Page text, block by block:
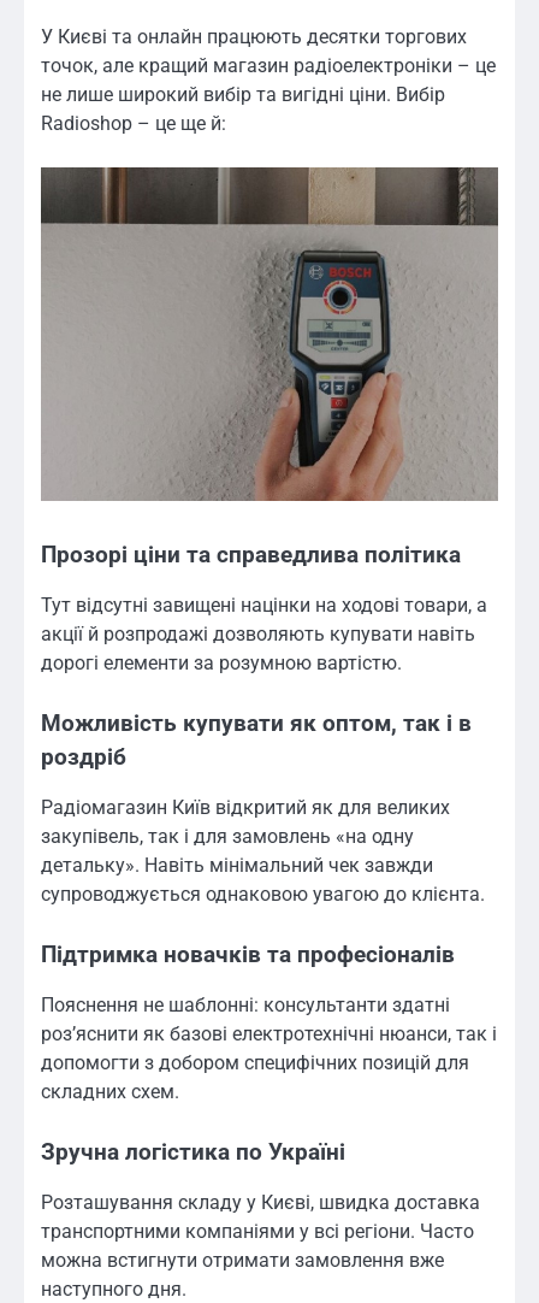
У Києві та онлайн працюють десятки торгових
точок, але кращий магазин радіоелектроніки – це
не лише широкий вибір та вигідні ціни. Вибір
Radioshop – це ще й:
Прозорі ціни та справедлива політика
Тут відсутні завищені націнки на ходові товари, а
акції й розпродажі дозволяють купувати навіть
дорогі елементи за розумною вартістю.
Можливість купувати як оптом, так і в
роздріб
Радіомагазин Київ відкритий як для великих
закупівель, так і для замовлень «на одну
детальку». Навіть мінімальний чек завжди
супроводжується однаковою увагою до клієнта.
Підтримка новачків та професіоналів
Пояснення не шаблонні: консультанти здатні
роз’яснити як базові електротехнічні нюанси, так і
допомогти з добором специфічних позицій для
складних схем.
Зручна логістика по Україні
Розташування складу у Києві, швидка доставка
транспортними компаніями у всі регіони. Часто
можна встигнути отримати замовлення вже
наступного дня.